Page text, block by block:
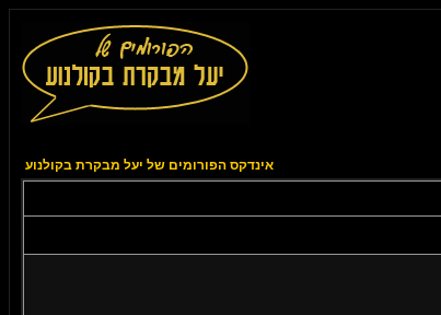
אינדקס הפורומים של יעל מבקרת בקולנוע